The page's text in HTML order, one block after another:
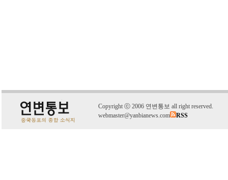
Copyright ⓒ 2006 연변통보 all right reserved.
webmaster@yanbianews.com
RSS